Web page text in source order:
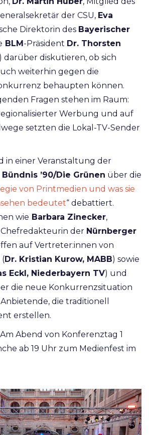
der CSU, Eva
Direktorin des Bayerischer
BLM-Präsident Dr. Thorsten
darüber diskutieren, ob sich
weiterhin gegen die
behaupten können.
Fragen stehen im Raum:
Werbung und auf
setzten die Lokal-TV-Sender
in einer Veranstaltung der
Bündnis ’90/Die Grünen über die
von Printmedien und was sie
bedeutet“ debattiert.
wie Barbara Zinecker,
der Nürnberger
auf Vertreter:innen von
(Dr. Kristian Kurow, MABB) sowie
Eckl, Niederbayern TV) und
die neue Konkurrenzsituation
die traditionell
erstellen.
Abend von Konferenztag 1
ab 19 Uhr zum Medienfest im